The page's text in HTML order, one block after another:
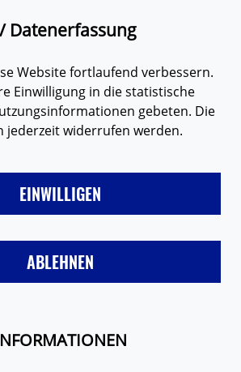
Datenerfassung
Website fortlaufend verbessern.
Einwilligung in die statistische
gebeten. Die
jederzeit widerrufen werden.
EINWILLIGEN
ABLEHNEN
& FAMILIE SEX VERHÜTUNG